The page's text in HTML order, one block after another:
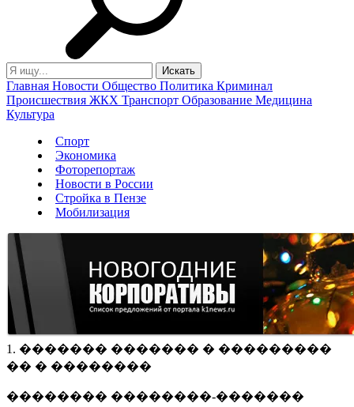
Главная Новости Общество Политика Криминал
Происшествия ЖКХ Транспорт Образование Медицина
Культура
Спорт
Экономика
Фоторепортаж
Новости в России
Стройка в Пензе
Мобилизация
1. ������� ������� � ���������
�� � ��������
�������� ��������-�������